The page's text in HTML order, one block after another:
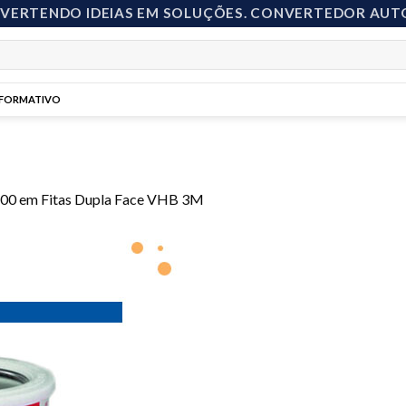
IDEIAS EM SOLUÇÕES. CONVERTEDOR
em Fitas Dupla Face VHB 3M